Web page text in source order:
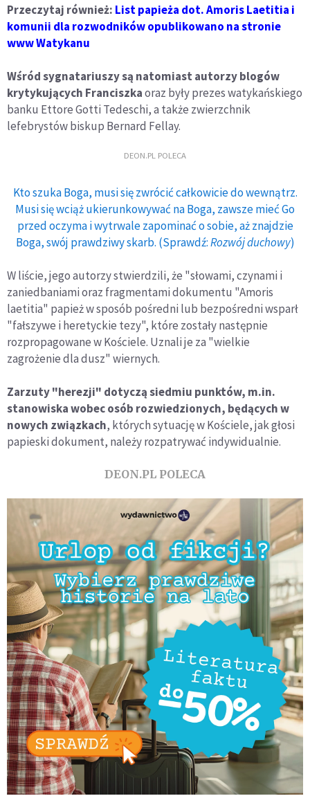
Przeczytaj również: List papieża dot. Amoris Laetitia i
komunii dla rozwodników opublikowano na stronie
www Watykanu
Wśród sygnatariuszy są natomiast autorzy blogów
krytykujących Franciszkaoraz były prezes watykańskiego
banku Ettore Gotti Tedeschi, a także zwierzchnik
lefebrystów biskup Bernard Fellay.
DEON.PL POLECA
Kto szuka Boga, musi się zwrócić całkowicie do wewnątrz.
Musi się wciąż ukierunkowywać na Boga, zawsze mieć Go
przed oczyma i wytrwale zapominać o sobie, aż znajdzie
Boga, swój prawdziwy skarb. (Sprawdź:Rozwój duchowy)
W liście, jego autorzy stwierdzili, że "słowami, czynami i
zaniedbaniami oraz fragmentami dokumentu "Amoris
laetitia" papież w sposób pośredni lub bezpośredni wsparł
"fałszywe i heretyckie tezy", które zostały następnie
rozpropagowane w Kościele. Uznali je za "wielkie
zagrożenie dla dusz" wiernych.
Zarzuty "herezji" dotyczą siedmiu punktów, m.in.
stanowiska wobec osób rozwiedzionych, będących w
nowych związkach, których sytuację w Kościele, jak głosi
papieski dokument, należy rozpatrywać indywidualnie.
DEON.PL POLECA